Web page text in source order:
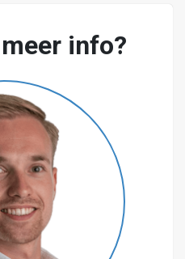
na huuringang, op basis
(CPI) reeks Alle
door het
(CBS).
info?